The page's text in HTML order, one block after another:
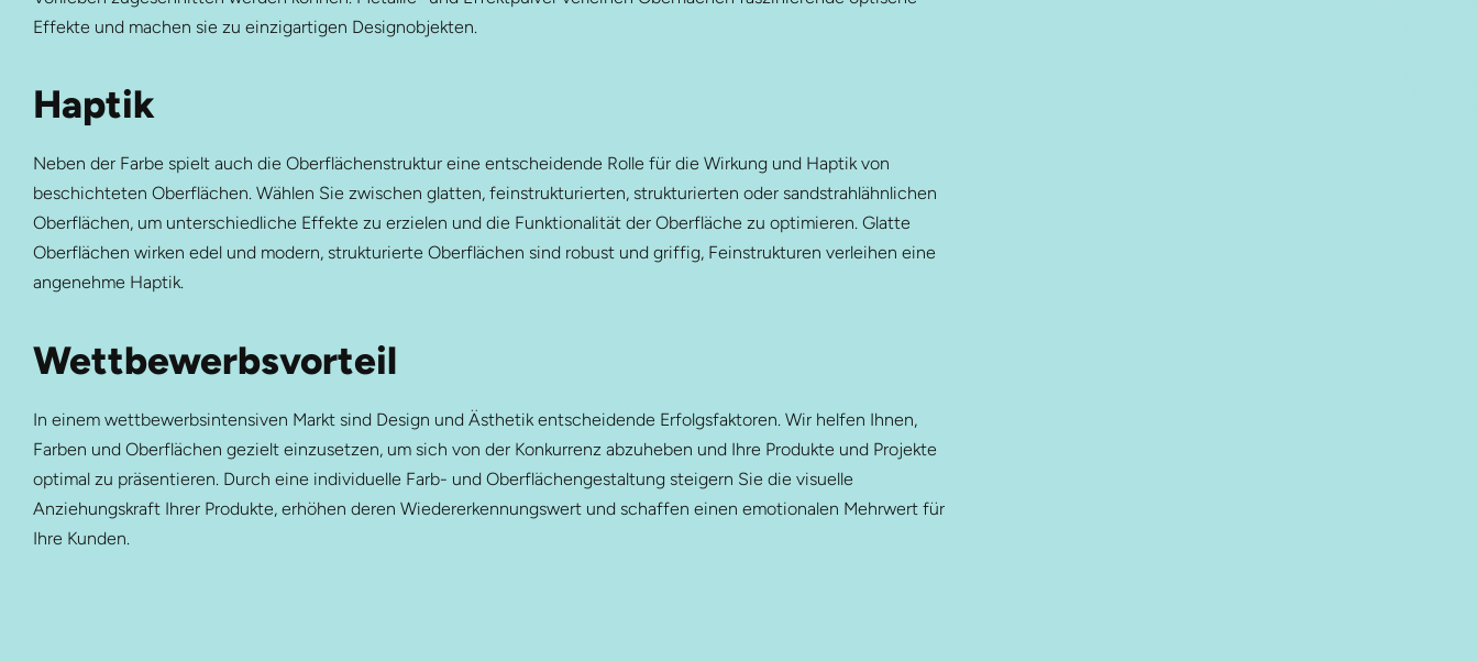
Effekte und machen sie zu einzigartigen Designobjekten.
Haptik
Neben der Farbe spielt auch die Oberflächenstruktur eine entscheidende Rolle für die Wirkung und Haptik von
beschichteten Oberflächen. Wählen Sie zwischen glatten, feinstrukturierten, strukturierten oder sandstrahlähnlichen
Oberflächen, um unterschiedliche Effekte zu erzielen und die Funktionalität der Oberfläche zu optimieren. Glatte
Oberflächen wirken edel und modern, strukturierte Oberflächen sind robust und griffig, Feinstrukturen verleihen eine
angenehme Haptik.
Wettbewerbsvorteil
In einem wettbewerbsintensiven Markt sind Design und Ästhetik entscheidende Erfolgsfaktoren. Wir helfen Ihnen,
Farben und Oberflächen gezielt einzusetzen, um sich von der Konkurrenz abzuheben und Ihre Produkte und Projekte
optimal zu präsentieren. Durch eine individuelle Farb- und Oberflächengestaltung steigern Sie die visuelle
Anziehungskraft Ihrer Produkte, erhöhen deren Wiedererkennungswert und schaffen einen emotionalen Mehrwert für
Ihre Kunden.